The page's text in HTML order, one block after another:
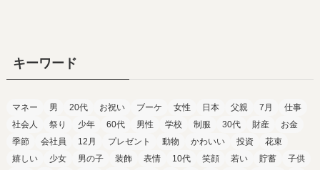
キーワード
マネー 男 20代 お祝い ブーケ 女性 日本 父親 7月
仕事
社会人
祭り 少年 60代 男性 学校 制服 30代 財産
お金
季節
会社員 12月 プレゼント 動物 かわいい 投資
花束
嬉しい
少女 男の子 装飾 表情 10代 笑顔 若い 貯蓄
子供